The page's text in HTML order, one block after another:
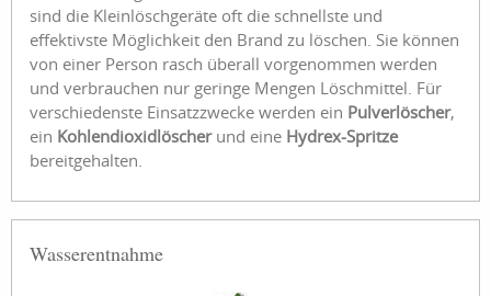
sind die Kleinlöschgeräte oft die schnellste und
effektivste Möglichkeit den Brand zu löschen. Sie können
von einer Person rasch überall vorgenommen werden
und verbrauchen nur geringe Mengen Löschmittel. Für
verschiedenste Einsatzzwecke werden ein Pulverlöscher,
ein Kohlendioxidlöscherund eine Hydrex-Spritze
bereitgehalten.
Wasserentnahme